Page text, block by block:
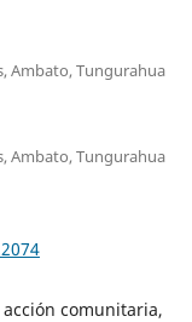
Ambato, Tungurahua
Ambato, Tungurahua
comunitaria,